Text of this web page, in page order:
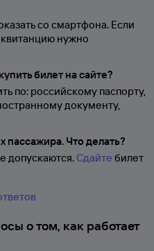
со смартфона. Если
нужно
билет на сайте?
по: российскому паспорту,
документу,
пассажира. Что делать?
допускаются. Сдайте билет
о том, как работает